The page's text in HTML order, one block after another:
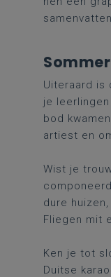
Uiteraard is
je
bod
artiest en
Wist je
dure
Fliegen mit
Ken je tot
Duitse